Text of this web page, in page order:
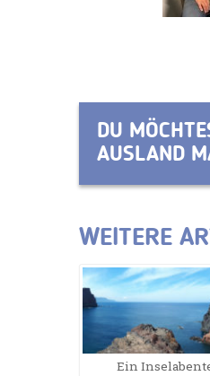
DU
AUSLAND
WEITERE
Ein